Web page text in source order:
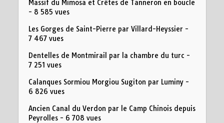
Massif du Mimosa et Crêtes de Tanneron en boucle
- 8 585 vues
Les Gorges de Saint-Pierre par Villard-Heyssier -
7 467 vues
Dentelles de Montmirail par la chambre du turc -
7 251 vues
Calanques Sormiou Morgiou Sugiton par Luminy-
6 826 vues
Ancien Canal du Verdon par le Camp Chinois depuis
Peyrolles- 6 708 vues